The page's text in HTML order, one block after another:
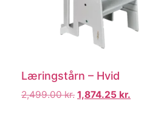
Læringstårn – Hvid
2,499.00kr. 1,874.25 kr.